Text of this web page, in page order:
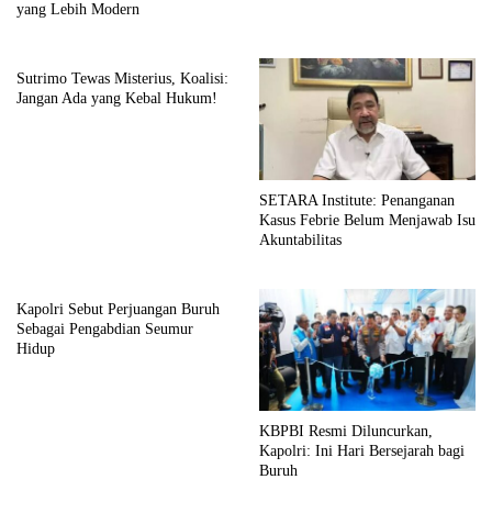
yang Lebih Modern
Sutrimo Tewas Misterius, Koalisi:
Jangan Ada yang Kebal Hukum!
SETARA Institute: Penanganan
Kasus Febrie Belum Menjawab Isu
Akuntabilitas
Kapolri Sebut Perjuangan Buruh
Sebagai Pengabdian Seumur
Hidup
KBPBI Resmi Diluncurkan,
Kapolri: Ini Hari Bersejarah bagi
Buruh